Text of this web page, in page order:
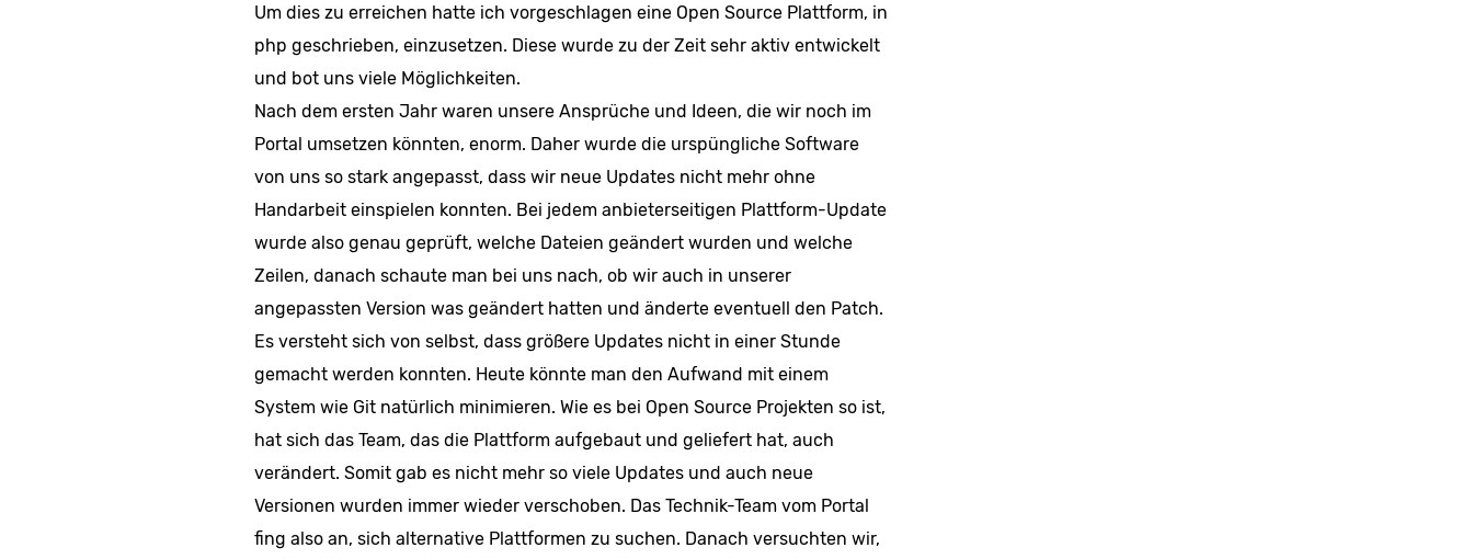
Um dies zu erreichen hatte ich vorgeschlagen eine Open Source Plattform, in
php geschrieben, einzusetzen. Diese wurde zu der Zeit sehr aktiv entwickelt
und bot uns viele Möglichkeiten.
Nach dem ersten Jahr waren unsere Ansprüche und Ideen, die wir noch im
Portal umsetzen könnten, enorm. Daher wurde die urspüngliche Software
von uns so stark angepasst, dass wir neue Updates nicht mehr ohne
Handarbeit einspielen konnten. Bei jedem anbieterseitigen Plattform-Update
wurde also genau geprüft, welche Dateien geändert wurden und welche
Zeilen, danach schaute man bei uns nach, ob wir auch in unserer
angepassten Version was geändert hatten und änderte eventuell den Patch.
Es versteht sich von selbst, dass größere Updates nicht in einer Stunde
gemacht werden konnten. Heute könnte man den Aufwand mit einem
System wie Git natürlich minimieren. Wie es bei Open Source Projekten so ist,
hat sich das Team, das die Plattform aufgebaut und geliefert hat, auch
verändert. Somit gab es nicht mehr so viele Updates und auch neue
Versionen wurden immer wieder verschoben. Das Technik-Team vom Portal
fing also an, sich alternative Plattformen zu suchen. Danach versuchten wir,